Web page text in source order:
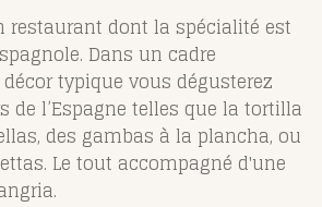
restaurant dont la spécialité est
Dans un cadre
typique vous dégusterez
de l’Espagne telles que la tortilla
des gambas à la plancha, ou
Le tout accompagné d'une